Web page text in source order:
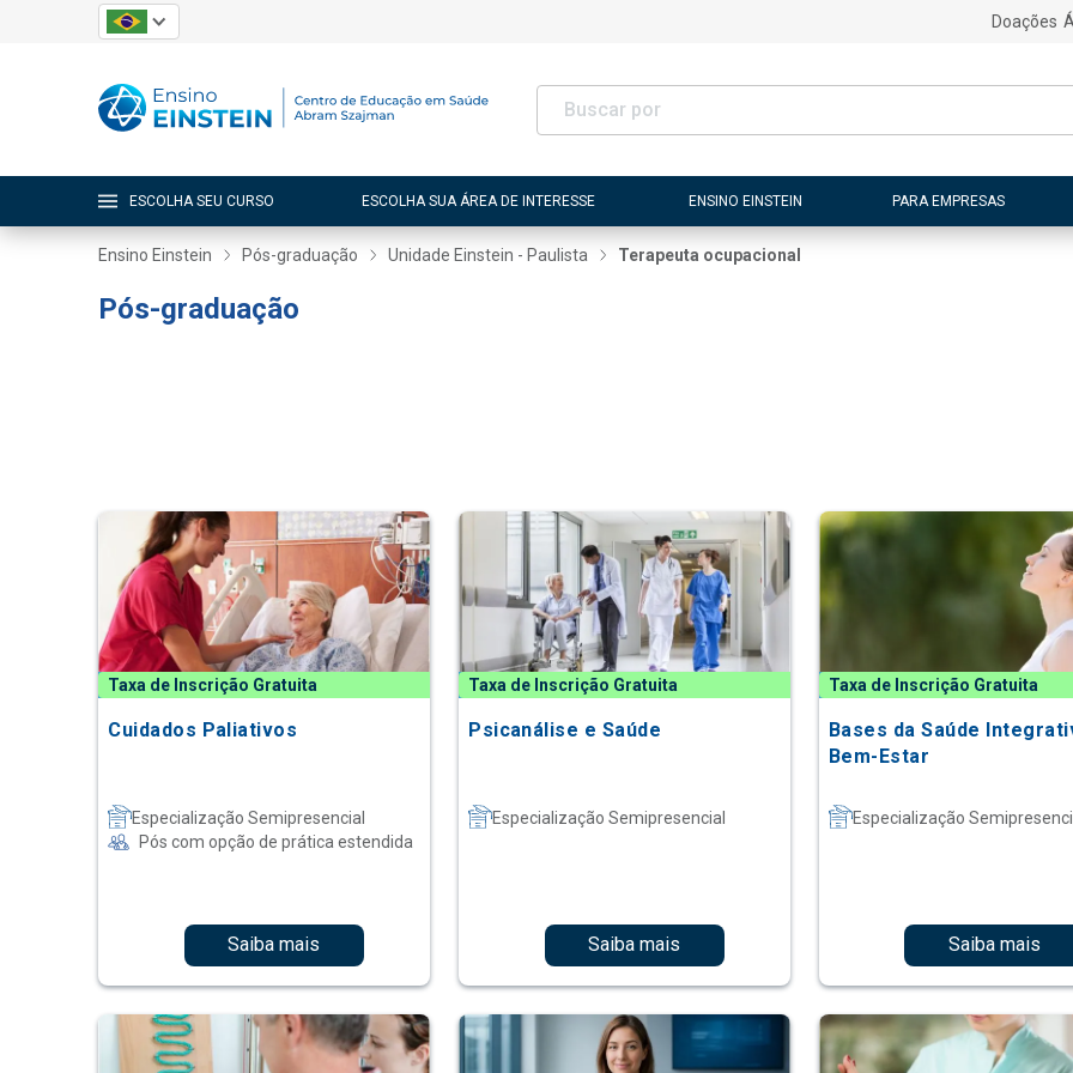
Doações
ESCOLHA SEU CURSO ESCOLHA SUA ÁREA DE INTERESSE ENSINO EINSTEIN PARA EMPRESAS
Ensino Einstein Pós-graduação Unidade Einstein - Paulista Terapeuta ocupacional
Pós-graduação
Taxa de Inscrição Gratuita
Cuidados Paliativos
Especialização Semipresencial
Pós com opção de prática estendida
Saiba mais
Taxa de Inscrição Gratuita
Psicanálise e Saúde
Especialização Semipresencial
Saiba mais
Taxa de Inscrição Gratuita
Bases da Saúde
Bem-Estar
Especialização
Saiba mais